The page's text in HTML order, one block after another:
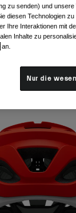
zu senden) und
diesen Technologien
Ihre Interaktionen mit
Inhalte zu
an.
Nur die